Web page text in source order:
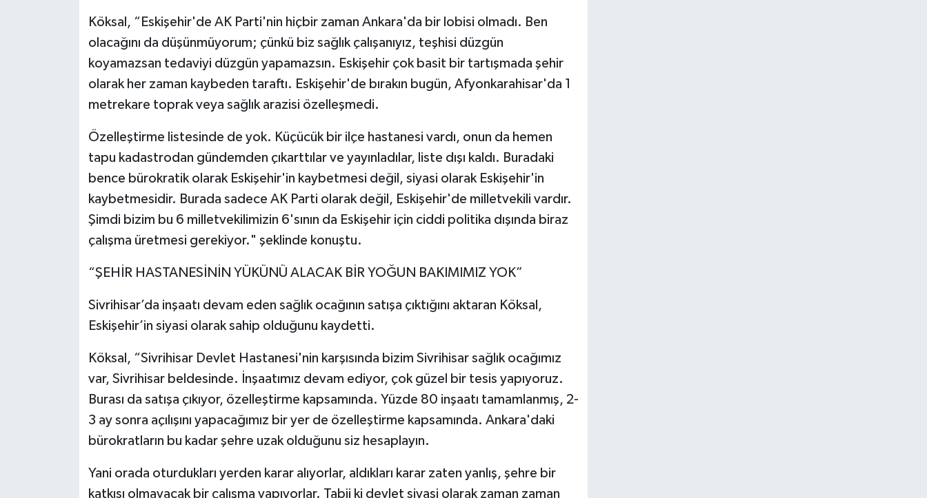
Köksal, “Eskişehir'de AK Parti'nin hiçbir zaman Ankara'da bir lobisi olmadı. Ben
olacağını da düşünmüyorum; çünkü biz sağlık çalışanıyız, teşhisi düzgün
koyamazsan tedaviyi düzgün yapamazsın. Eskişehir çok basit bir tartışmada şehir
olarak her zaman kaybeden taraftı. Eskişehir'de bırakın bugün, Afyonkarahisar'da 1
metrekare toprak veya sağlık arazisi özelleşmedi.
Özelleştirme listesinde de yok. Küçücük bir ilçe hastanesi vardı, onun da hemen
tapu kadastrodan gündemden çıkarttılar ve yayınladılar, liste dışı kaldı. Buradaki
bence bürokratik olarak Eskişehir'in kaybetmesi değil, siyasi olarak Eskişehir'in
kaybetmesidir. Burada sadece AK Parti olarak değil, Eskişehir'de milletvekili vardır.
Şimdi bizim bu 6 milletvekilimizin 6'sının da Eskişehir için ciddi politika dışında biraz
çalışma üretmesi gerekiyor." şeklinde konuştu.
“ŞEHİR HASTANESİNİN YÜKÜNÜ ALACAK BİR YOĞUN BAKIMIMIZ YOK”
Sivrihisar’da inşaatı devam eden sağlık ocağının satışa çıktığını aktaran Köksal,
Eskişehir’in siyasi olarak sahip olduğunu kaydetti.
Köksal, “Sivrihisar Devlet Hastanesi'nin karşısında bizim Sivrihisar sağlık ocağımız
var, Sivrihisar beldesinde. İnşaatımız devam ediyor, çok güzel bir tesis yapıyoruz.
Burası da satışa çıkıyor, özelleştirme kapsamında. Yüzde 80 inşaatı tamamlanmış, 2-
3 ay sonra açılışını yapacağımız bir yer de özelleştirme kapsamında. Ankara'daki
bürokratların bu kadar şehre uzak olduğunu siz hesaplayın.
Yani orada oturdukları yerden karar alıyorlar, aldıkları karar zaten yanlış, şehre bir
katkısı olmayacak bir çalışma yapıyorlar. Tabii ki devlet siyasi olarak zaman zaman